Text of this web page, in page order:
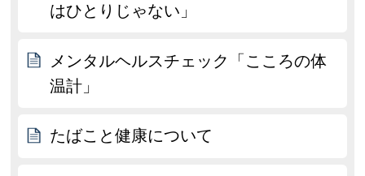
はひとりじゃない」
メンタルヘルスチェック「こころの体
温計」
たばこと健康について